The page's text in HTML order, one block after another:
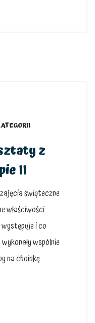
z
II
zajęcia świąteczne
właściwości
występuje i co
wspólnie
na choinkę.